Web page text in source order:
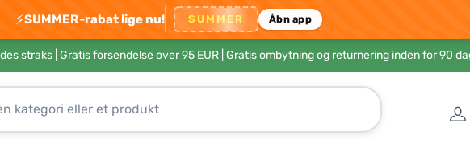
⚡SUMMER-rabat lige nu! SUMMER Åbn app
straks | Gratis forsendelse over 95 EUR | Gratis ombytning og returnering inden for 90